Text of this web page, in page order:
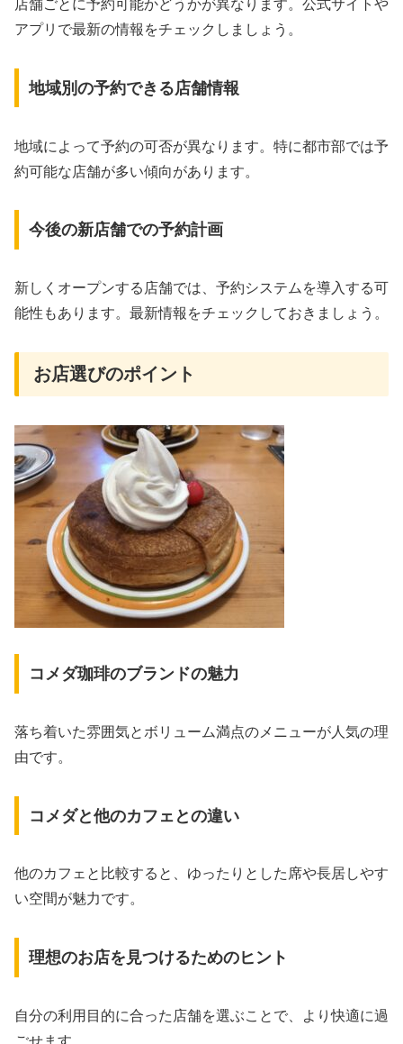
店舗ごとに予約可能かどうかが異なります。公式サイトや
アプリで最新の情報をチェックしましょう。
地域別の予約できる店舗情報
地域によって予約の可否が異なります。特に都市部では予
約可能な店舗が多い傾向があります。
今後の新店舗での予約計画
新しくオープンする店舗では、予約システムを導入する可
能性もあります。最新情報をチェックしておきましょう。
お店選びのポイント
コメダ珈琲のブランドの魅力
落ち着いた雰囲気とボリューム満点のメニューが人気の理
由です。
コメダと他のカフェとの違い
他のカフェと比較すると、ゆったりとした席や長居しやす
い空間が魅力です。
理想のお店を見つけるためのヒント
自分の利用目的に合った店舗を選ぶことで、より快適に過
ごせます。